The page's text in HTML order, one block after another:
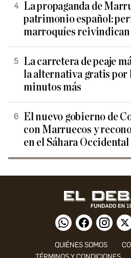
La propaganda de
patrimonio español:
marroquíes
La carretera de peaje
la alternativa gratis por
minutos más
El nuevo gobierno de
con Marruecos y
en el Sáhara Occidental
QUIÉNES SOMOS